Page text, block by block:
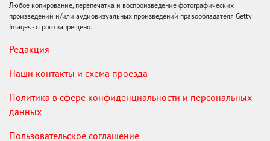
Любое копирование, перепечатка и воспроизведение фотографических
произведений и/или аудиовизуальных произведений правообладателя Getty
Images - строго запрещено.
Редакция
Наши контакты и схема проезда
Политика в сфере конфиденциальности и персональных
данных
Пользовательское соглашение